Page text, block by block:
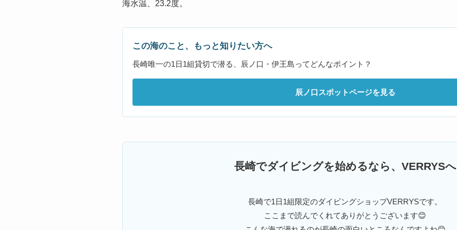
海水温、23.2度。
この海のこと、もっと知りたい方へ
長崎唯一の1日1組貸切で潜る、辰ノ口・伊王島ってどんなポイント？
辰ノ口スポットページを見る
長崎でダイビングを始めるなら、VERRYSへ
長崎で1日1組限定のダイビングショップVERRYSです。
ここまで読んでくれてありがとうございます😊